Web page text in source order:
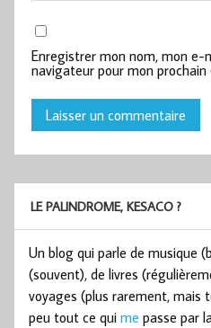
Enregistrer mon nom, mon e-
navigateur pour mon
LE PALINDROME, KESACO ?
Un blog qui parle de musique
(souvent), de livres
voyages (plus rarement, mais
peu tout ce qui me passe par